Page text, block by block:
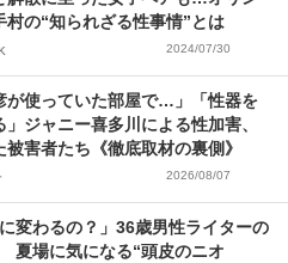
村の“知られざる性事情”とは
2024/07/30
が使っていた部屋で…」「性器を
」ジャニー喜多川による性加害、
被害者たち《徹底取材の裏側》
2026/08/07
に変わるの？」36歳男性ライターの
夏場に気になる“頭皮のニオ